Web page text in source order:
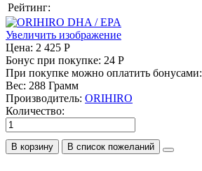
Рейтинг:
Увеличить изображение
Цена: 2 425 Р
Бонус при покупке: 24 Р
При покупке можно оплатить бонусами:
Вес: 288 Грамм
Производитель: ORIHIRO
Количество:
В корзину